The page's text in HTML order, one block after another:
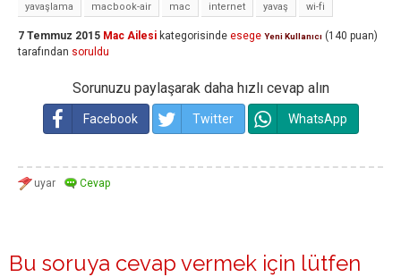
yavaşlama macbook-air mac internet yavaş wi-fi
7 Temmuz 2015 Mac Ailesi kategorisinde esege Yeni Kullanıcı (140 puan)
tarafından soruldu
Sorunuzu paylaşarak daha hızlı cevap alın
Facebook Twitter WhatsApp
Bu soruya cevap vermek için lütfen